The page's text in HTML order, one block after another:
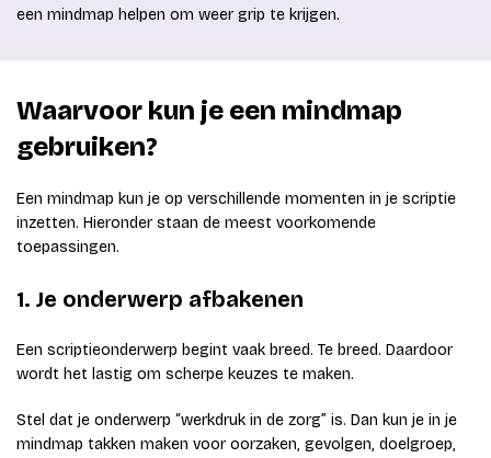
een mindmap helpen om weer grip te krijgen.
Waarvoor kun je een mindmap
gebruiken?
Een mindmap kun je op verschillende momenten in je scriptie
inzetten. Hieronder staan de meest voorkomende
toepassingen.
1. Je onderwerp afbakenen
Een scriptieonderwerp begint vaak breed. Te breed. Daardoor
wordt het lastig om scherpe keuzes te maken.
Stel dat je onderwerp “werkdruk in de zorg” is. Dan kun je in je
mindmap takken maken voor oorzaken, gevolgen, doelgroep,